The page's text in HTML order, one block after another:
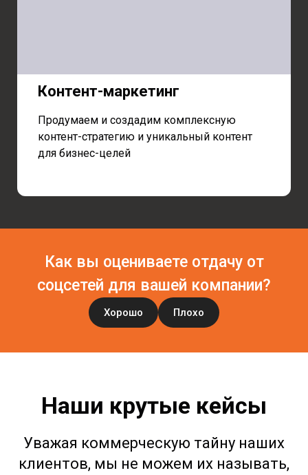
Контент-маркетинг
Продумаем и создадим комплексную
контент-стратегию и уникальный контент
для бизнес-целей
Хорошо Плохо
Как вы оцениваете отдачу от
соцсетей для вашей компании?
Наши крутые кейсы
Уважая коммерческую тайну наших
клиентов, мы не можем их называть,